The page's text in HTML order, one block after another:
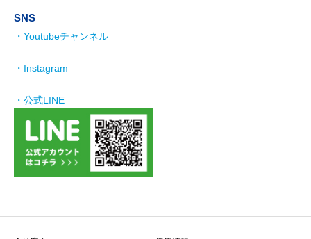
SNS
・Youtubeチャンネル
・Instagram
・公式LINE